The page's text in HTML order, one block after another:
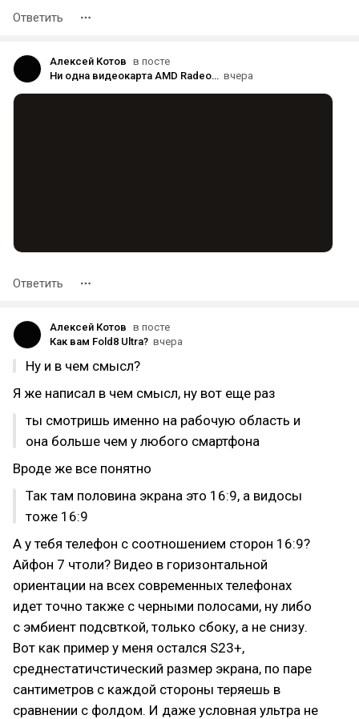
Ответить
Алексей Котов в посте
Ни одна видеокарта AMD Radeon не обеспечивает играбельный FPS в 2к в E-day вчера
Ответить
Алексей Котов в посте
Как вам Fold8 Ultra? вчера
Ну и в чем смысл?
Я же написал в чем смысл, ну вот еще раз
ты смотришь именно на рабочую область и
она больше чем у любого смартфона
Вроде же все понятно
Так там половина экрана это 16:9, а видосы
тоже 16:9
А у тебя телефон с соотношением сторон 16:9?
Айфон 7 чтоли? Видео в горизонтальной
ориентации на всех современных телефонах
идет точно также с черными полосами, ну либо
с эмбиент подсвткой, только сбоку, а не снизу.
Вот как пример у меня остался S23+,
среднестатичстический размер экрана, по паре
сантиметров с каждой стороны теряешь в
сравнении с фолдом. И даже условная ультра не